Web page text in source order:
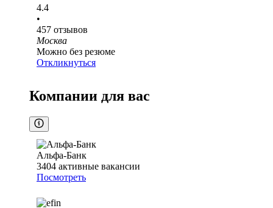
4.4
•
457 отзывов
Москва
Можно без резюме
Откликнуться
Компании для вас
Альфа-Банк
3404 активные вакансии
Посмотреть